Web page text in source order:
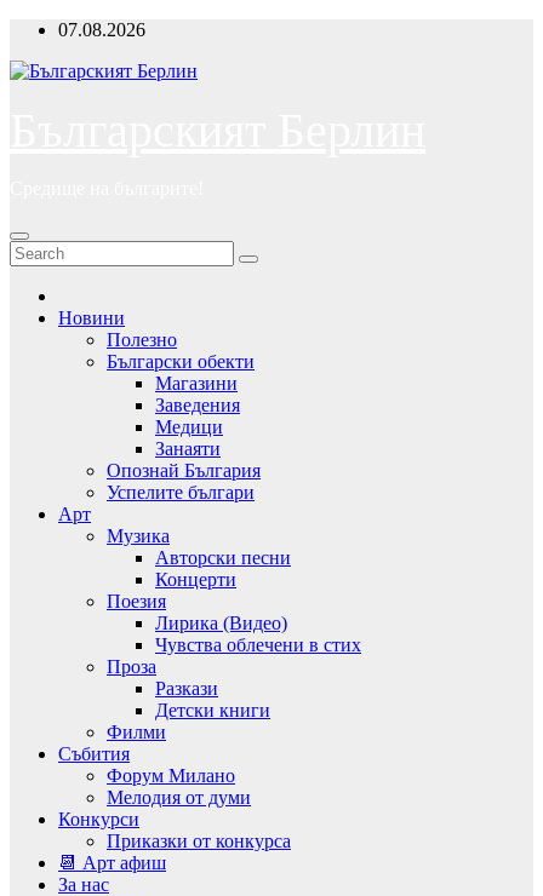
Skip
content
07.08.2026
Новини
Полезно
Български обекти
Магазини
Заведения
Медици
Занаяти
Опознай България
Успелите българи
Арт
Музика
Авторски песни
Концерти
Поезия
Лирика (Видео)
Чувства облечени в стих
Проза
Разкази
Детски книги
Филми
Събития
Форум Милано
Мелодия от думи
Конкурси
Приказки от конкурса
📆 Арт афиш
За нас